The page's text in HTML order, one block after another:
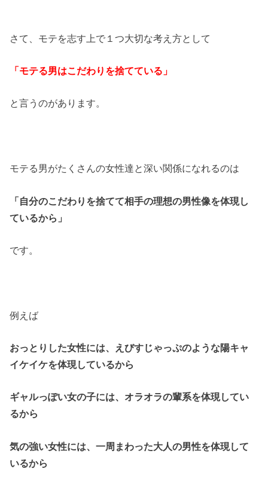
さて、モテを志す上で１つ大切な考え方として
「モテる男はこだわりを捨てている」
と言うのがあります。
モテる男がたくさんの女性達と深い関係になれるのは
「自分のこだわりを捨てて相手の理想の男性像を体現し
ているから」
です。
例えば
おっとりした女性には、えびすじゃっぷのような陽キャ
イケイケを体現しているから
ギャルっぽい女の子には、オラオラの輩系を体現してい
るから
気の強い女性には、一周まわった大人の男性を体現して
いるから